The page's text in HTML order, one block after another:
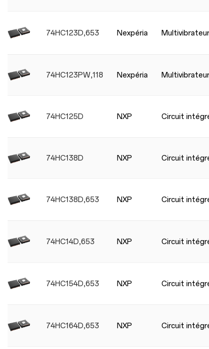
74HC123D,653 Nexpéria Multivibrateur
74HC123PW,118 Nexpéria Multivibrateur
74HC125D NXP Circuit
74HC138D NXP Circuit
74HC138D,653 NXP Circuit
74HC14D,653 NXP Circuit
74HC154D,653 NXP Circuit
74HC164D,653 NXP Circuit